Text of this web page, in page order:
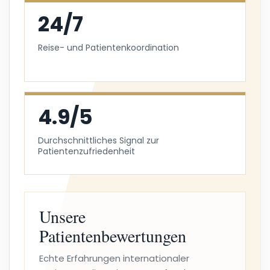
24/7
Reise- und Patientenkoordination
4.9/5
Durchschnittliches Signal zur
Patientenzufriedenheit
Unsere
Patientenbewertungen
Echte Erfahrungen internationaler